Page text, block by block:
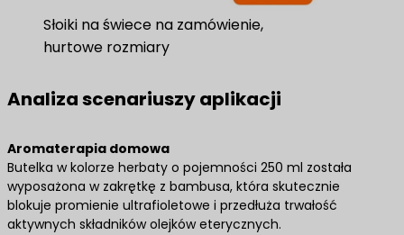
Słoiki na świece na zamówienie,
hurtowe rozmiary
Analiza scenariuszy aplikacji
​Aromaterapia domowa​
Butelka w kolorze herbaty o pojemności 250 ml została
wyposażona w zakrętkę z bambusa, która skutecznie
blokuje promienie ultrafioletowe i przedłuża trwałość
aktywnych składników olejków eterycznych.